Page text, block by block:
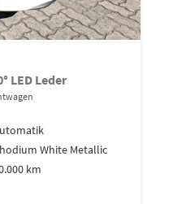
LED Leder
White Metallic
km